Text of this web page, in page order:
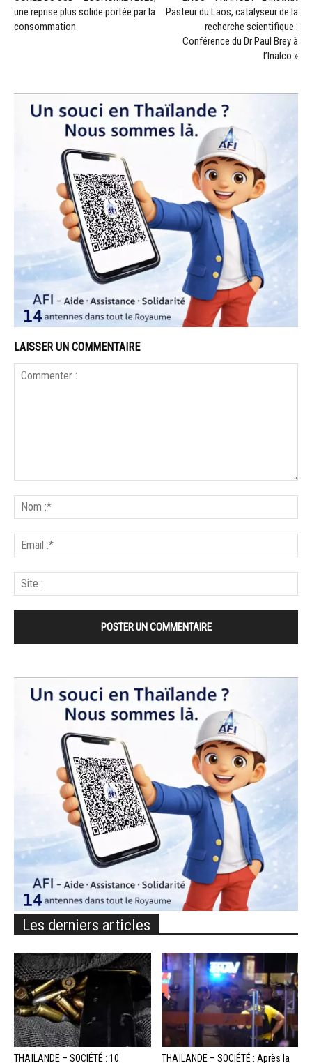
une reprise plus solide portée par la
consommation
Pasteur du Laos, catalyseur de la
recherche scientifique :
Conférence du Dr Paul Brey à
l’Inalco »
LAISSER UN COMMENTAIRE
Les derniers articles
THAÏLANDE – SOCIÉTÉ : 10
THAÏLANDE – SOCIÉTÉ : Après la